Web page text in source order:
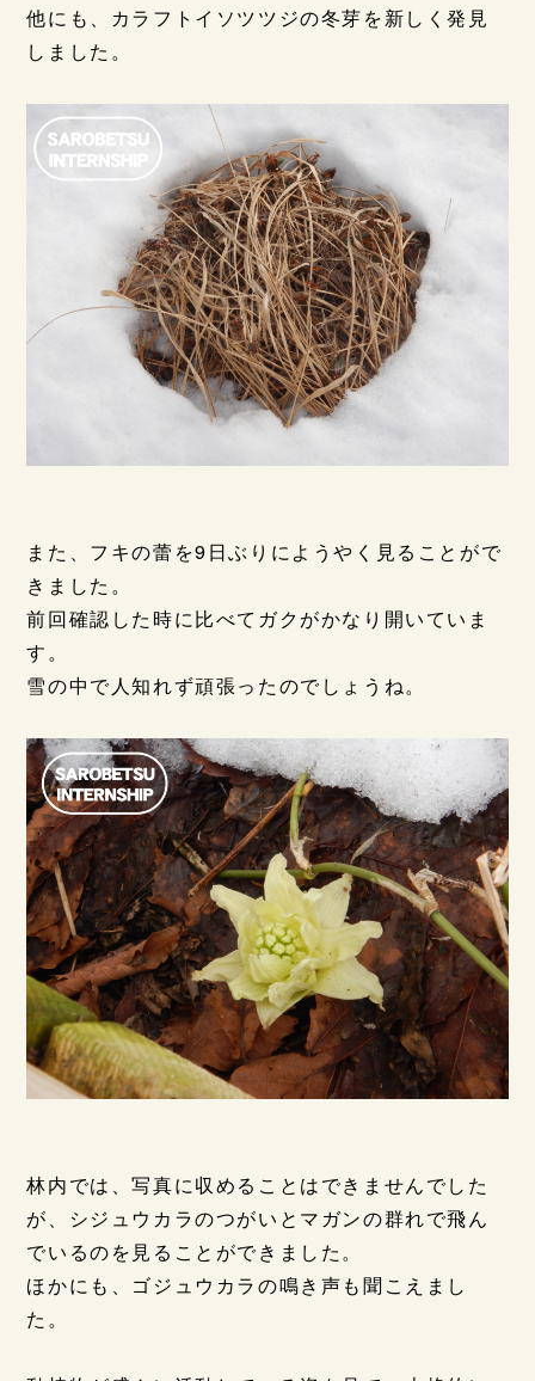
他にも、カラフトイソツツジの冬芽を新しく発見
しました。
また、フキの蕾を9日ぶりにようやく見ることがで
きました。
前回確認した時に比べてガクがかなり開いていま
す。
雪の中で人知れず頑張ったのでしょうね。
林内では、写真に収めることはできませんでした
が、シジュウカラのつがいとマガンの群れで飛ん
でいるのを見ることができました。
ほかにも、ゴジュウカラの鳴き声も聞こえまし
た。